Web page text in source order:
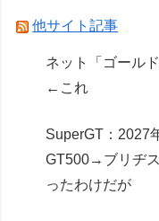
他サイト記事
ネット「ゴール
←これ
SuperGT：2027
GT500→ブリヂ
ったわけだが